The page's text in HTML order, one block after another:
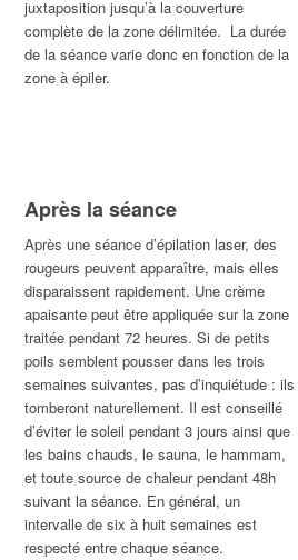
juxtaposition jusqu’à la couverture
complète de la zone délimitée. La durée
de la séance varie donc en fonction de la
zone à épiler.
Après la séance
Après une séance d’épilation laser, des
rougeurs peuvent apparaître, mais elles
disparaissent rapidement. Une crème
apaisante peut être appliquée sur la zone
traitée pendant 72 heures. Si de petits
poils semblent pousser dans les trois
semaines suivantes, pas d’inquiétude : ils
tomberont naturellement. Il est conseillé
d’éviter le soleil pendant 3 jours ainsi que
les bains chauds, le sauna, le hammam,
et toute source de chaleur pendant 48h
suivant la séance. En général, un
intervalle de six à huit semaines est
respecté entre chaque séance.